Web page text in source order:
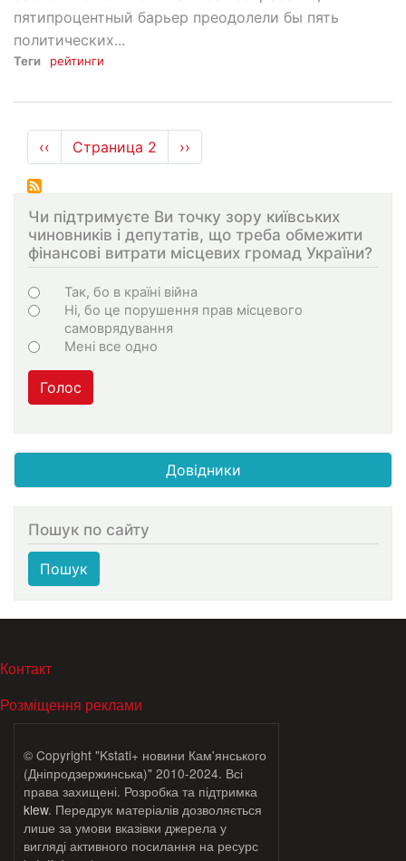
пятипроцентный барьер преодолели бы пять
политических...
Теги рейтинги
Нумерация
страниц
←
‹‹ Страница 2
Следующая
страница
››
Чи підтримуєте Ви точку зору київських
чиновників і депутатів, що треба обмежити
фінансові витрати місцевих громад України?
Choices
Так, бо в країні війна
Ні, бо це порушення прав місцевого
самоврядування
Мені все одно
Голос
Довідники
Пошук по сайту
Пошук
МЕНЮ В ПОДВАЛЕ
Контакт
Розміщення реклами
© Copyright "Kstati+ новини Кам'янського
(Дніпродзержинська)" 2010-2024. Всі
права захищені. Розробка та підтримка
klew. Передрук матеріалів дозволяється
лише за умови вказівки джерела у
вигляді активного посилання на ресурс